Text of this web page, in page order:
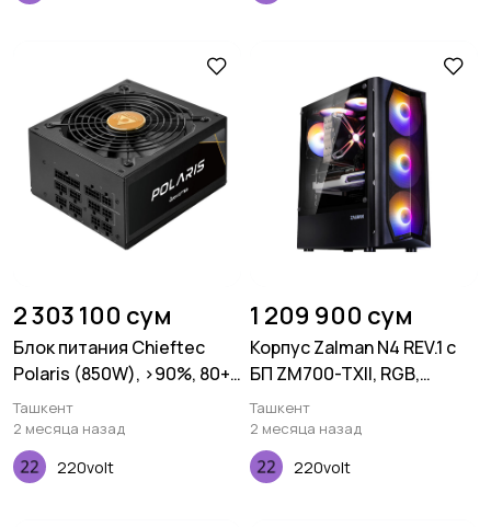
2 303 100 сум
Блок питания Chieftec
Polaris (850W), >90%, 80+
Gold, Fully Modular
Ташкент
2 месяца назад
220volt
1 209 900 сум
Корпус Zalman N4 REV.1 с
БП ZM700-TXII, RGB,
стекло (боковая панель),
черный
Ташкент
2 месяца назад
220volt